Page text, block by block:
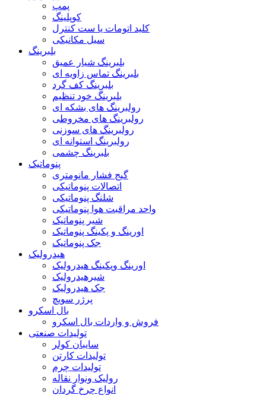
پمپ
کوپلینگ
کلید اتومات یا ست کنترل
سیل مکانیکی
بلبرینگ
بلبرینگ شیار عمیق
بلبرینگ تماس زاویه ای
بلبرینگ کف گرد
بلبرینگ خود تنظیم
رولبرینگ های بشکه ای
رولبرینگ های مخروطی
رولبرینگ های سوزنی
رولبرینگ استوانه ای
بلبرینگ چشمی
پنوماتیک
گیج فشار مانومتری
اتصالات پنوماتیکی
شلنگ پنوماتیکی
واحد مراقبت هوا پنوماتیکی
شیر پنوماتیک
اورینگ و پکینگ پنوماتیک
جک پنوماتیک
هیدرولیک
اورینگ وپکینگ هیدرولیک
شیرهیدرولیک
جک هیدرولیک
پرژر سویچ
بال اسکرو
فروش و واردات بال اسکرو
تولیدات صنعتی
سایبان کولر
تولیدات کارتن
تولیدات چرم
رولیک ونوار نقاله
انواع چرخ گردان